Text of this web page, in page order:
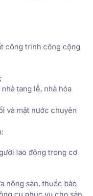
công trình công cộng
tang lễ, nhà hỏa
và mặt nước chuyên
lao động trong cơ
nông sản, thuốc bảo